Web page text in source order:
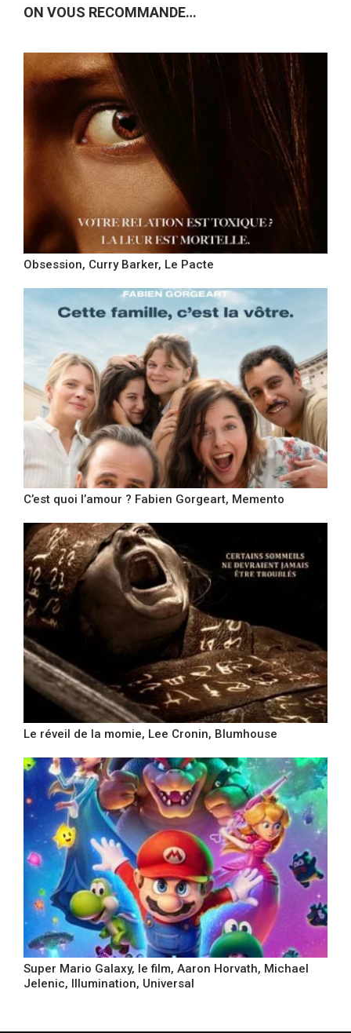
ON VOUS RECOMMANDE…
Obsession, Curry Barker, Le Pacte
C’est quoi l’amour ? Fabien Gorgeart, Memento
Le réveil de la momie, Lee Cronin, Blumhouse
Super Mario Galaxy, le film, Aaron Horvath, Michael
Jelenic, Illumination, Universal